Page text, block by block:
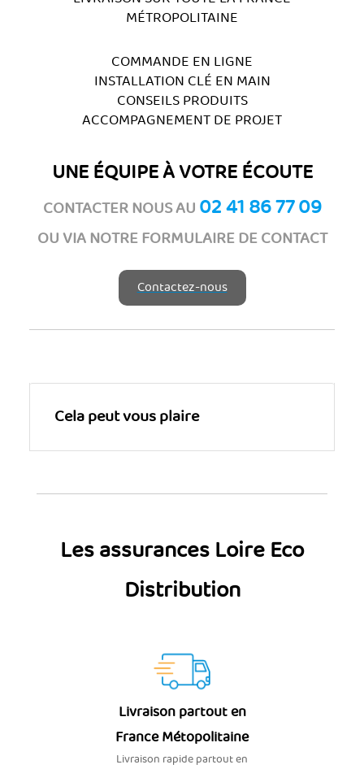
MÉTROPOLITAINE
COMMANDE EN LIGNE
INSTALLATION CLÉ EN MAIN
CONSEILS PRODUITS
ACCOMPAGNEMENT DE PROJET
UNE ÉQUIPE À VOTRE ÉCOUTE
CONTACTER NOUS AU 02 41 86 77 09
OU VIA NOTRE FORMULAIRE DE CONTACT
Contactez-nous
Cela peut vous plaire
Les assurances Loire Eco
Distribution
Livraison partout en
France Métopolitaine
Livraison rapide partout en